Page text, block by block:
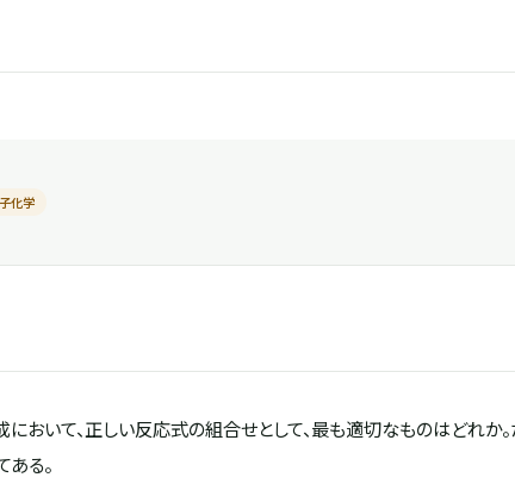
化学
おいて、正しい反応式の組合せとして、最も適切なものはどれか
る。